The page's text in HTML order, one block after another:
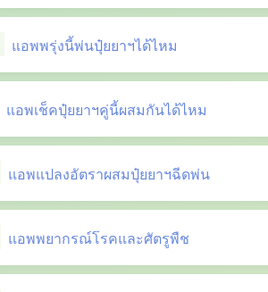
แอพพรุ่งนี้พ่นปุ๋ยยาฯได้ไหม
แอพเช็คปุ๋ยยาฯคู่นี้ผสมกันได้ไหม
แอพแปลงอัตราผสมปุ๋ยยาฯฉีดพ่น
แอพพยากรณ์โรคและศัตรูพืช